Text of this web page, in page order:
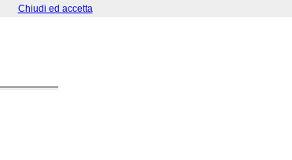
Chiudi ed accetta